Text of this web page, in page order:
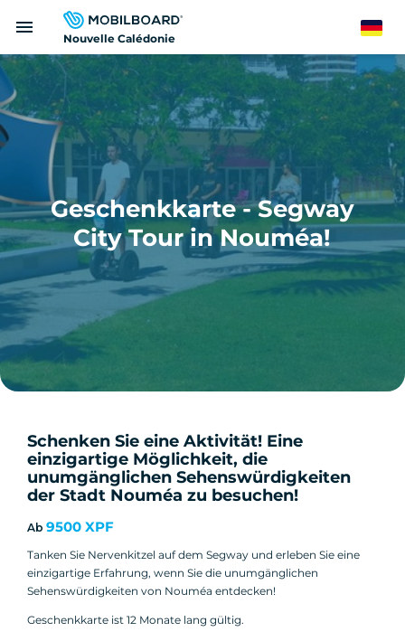
zum
Nouvelle Calédonie
menu German
Geschenkkarte - Segway
City Tour in Nouméa!
Schenken Sie eine Aktivität! Eine
einzigartige Möglichkeit, die
unumgänglichen Sehenswürdigkeiten
der Stadt Nouméa zu besuchen!
Ab 9500 XPF
Tanken Sie Nervenkitzel auf dem Segway und erleben Sie eine
einzigartige Erfahrung, wenn Sie die unumgänglichen
Sehenswürdigkeiten von Nouméa entdecken!
Geschenkkarte ist 12 Monate lang gültig.